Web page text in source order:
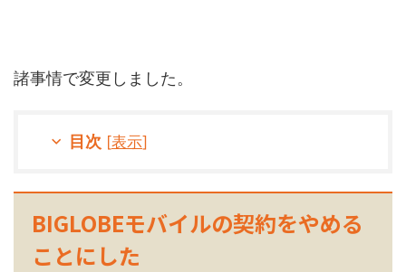
諸事情で変更しました。
目次 [表示]
BIGLOBEモバイルの契約をやめる
ことにした